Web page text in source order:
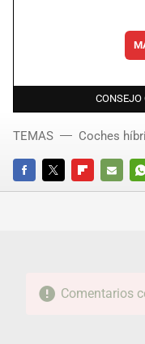
CONSEJO
FACEBOOKTWITTERFLIPBOARD
E-
TEMAS Coches
Comentarios